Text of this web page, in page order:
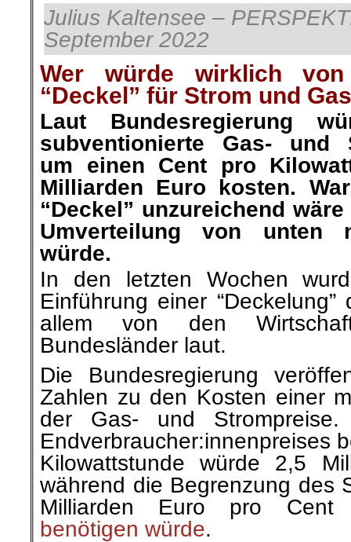
Julius Kaltensee –
September 2022
Wer würde wirklich von
“Deckel” für Strom und
Laut Bundesregierung
subventionierte Gas- und
um einen Cent pro
Milliarden Euro kosten.
“Deckel” unzureichend
Umverteilung von unten
würde.
In den letzten Wochen
Einführung einer
allem von den
Bundesländer laut.
Die Bundesregierung
Zahlen zu den Kosten einer
der Gas- und
Endverbraucher:innenpreises
Kilowattstunde würde 2,5
während die Begrenzung des
Milliarden Euro pro Cent
benötigen würde.